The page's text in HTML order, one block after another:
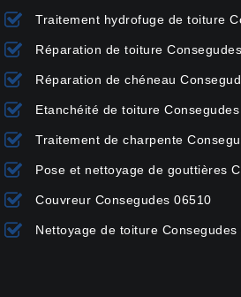
Traitement hydrofuge de toiture
Réparation de toiture
Réparation de chéneau
Etanchéité de toiture
Traitement de charpente
Pose et nettoyage de gouttières
Couvreur Consegudes 06510
Nettoyage de toiture Consegudes